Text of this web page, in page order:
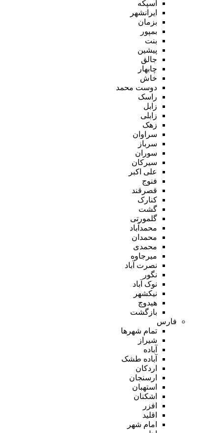
اسپکه
ایرانشهر
بزمان
بمپور
بنت
پیشین
جالق
چابهار
خاش
دوست محمد
راسک
زابل
زابلی
زهک
سراوان
سرباز
سوران
سیرکان
علی اکبر
فنوج
قصرقند
کنارک
گشت
گلمورتی
محمدآباد
محمدان
محمدی
میرجاوه
نصرت آباد
نگور
نوک آباد
نیکشهر
هیدوچ
بازگشت
فارس
تمام شهر‌ها
شیراز
آباده
آباده طشک
اردکان
ارسنجان
استهبان
اشکنان
افزر
اقلید
امام شهر